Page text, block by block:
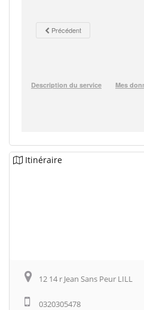
Itinéraire
12 14 r Jean Sans Peur LILL
0320305478